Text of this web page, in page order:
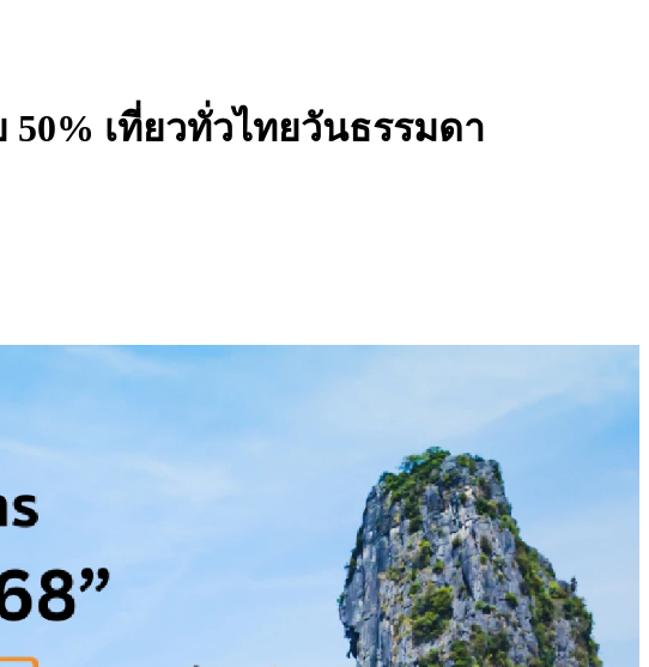
50% เที่ยวทั่วไทยวันธรรมดา